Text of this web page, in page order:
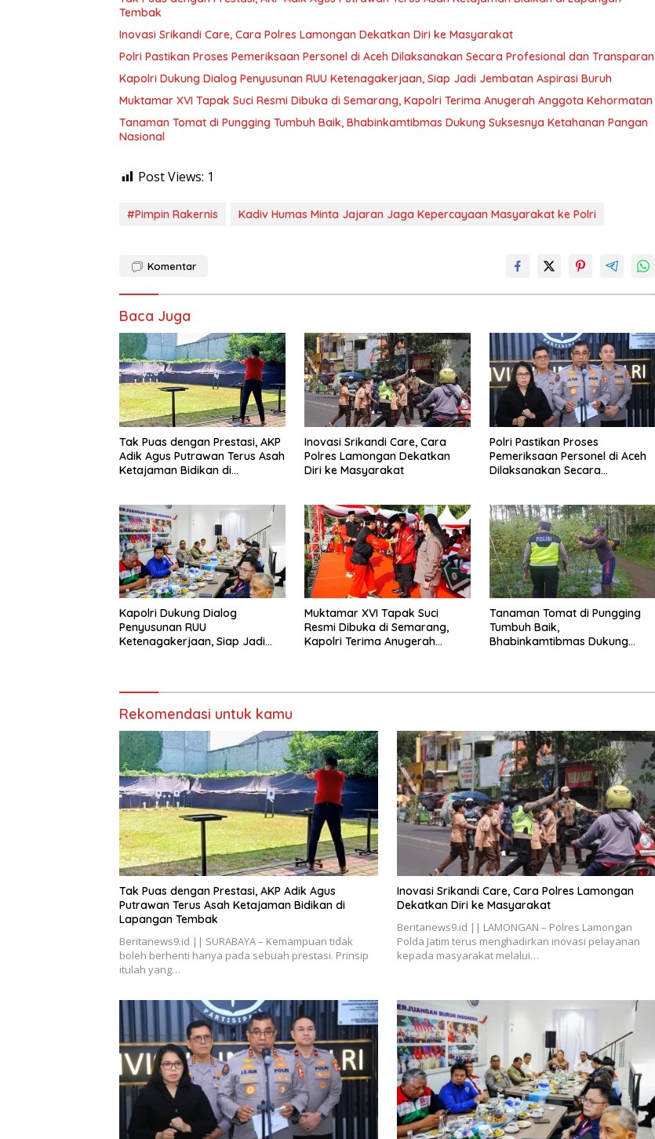
Tembak
Inovasi Srikandi Care, Cara Polres Lamongan Dekatkan Diri ke Masyarakat
Polri Pastikan Proses Pemeriksaan Personel di Aceh Dilaksanakan Secara Profesional dan Transparan
Kapolri Dukung Dialog Penyusunan RUU Ketenagakerjaan, Siap Jadi Jembatan Aspirasi Buruh
Muktamar XVI Tapak Suci Resmi Dibuka di Semarang, Kapolri Terima Anugerah Anggota Kehormatan
Tanaman Tomat di Pungging Tumbuh Baik, Bhabinkamtibmas Dukung Suksesnya Ketahanan Pangan
Nasional
Post Views: 1
#Pimpin Rakernis Kadiv Humas Minta Jajaran Jaga Kepercayaan Masyarakat ke Polri
Komentar
Baca Juga
Tak Puas dengan Prestasi, AKP
Adik Agus Putrawan Terus Asah
Ketajaman Bidikan di
Inovasi Srikandi Care, Cara
Polres Lamongan Dekatkan
Diri ke Masyarakat
Polri Pastikan Proses
Pemeriksaan Personel di Aceh
Dilaksanakan Secara
Kapolri Dukung Dialog
Penyusunan RUU
Ketenagakerjaan, Siap Jadi
Muktamar XVI Tapak Suci
Resmi Dibuka di Semarang,
Kapolri Terima Anugerah
Tanaman Tomat di Pungging
Tumbuh Baik,
Bhabinkamtibmas Dukung
Rekomendasi untuk kamu
Tak Puas dengan Prestasi, AKP Adik Agus
Putrawan Terus Asah Ketajaman Bidikan di
Lapangan Tembak
Beritanews9.id || SURABAYA – Kemampuan tidak
boleh berhenti hanya pada sebuah prestasi. Prinsip
itulah yang…
Inovasi Srikandi Care, Cara Polres Lamongan
Dekatkan Diri ke Masyarakat
Beritanews9.id || LAMONGAN – Polres Lamongan
Polda Jatim terus menghadirkan inovasi pelayanan
kepada masyarakat melalui…